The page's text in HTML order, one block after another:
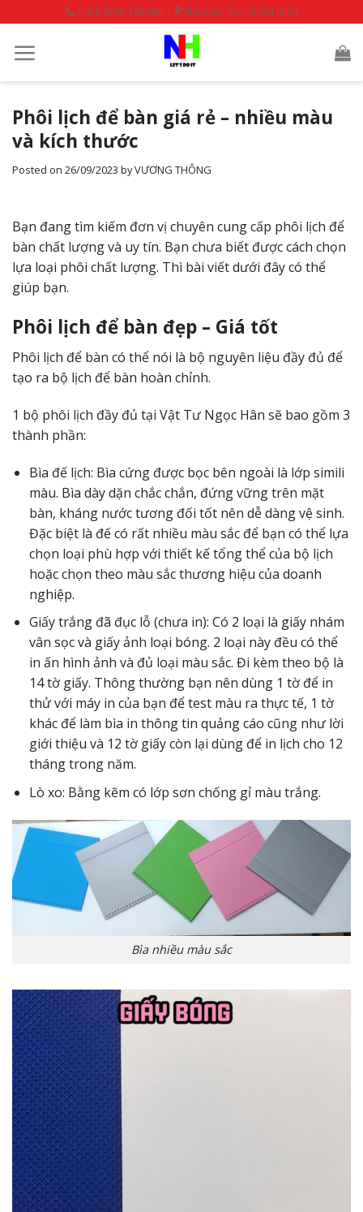
to
content
(+84) 0767 188 001 | Thủ Đức, Tp. Hồ Chí Minh
Phôi lịch để bàn giá rẻ – nhiều màu
và kích thước
Posted on 26/09/2023 byVƯƠNG THÔNG
Bạn đang tìm kiếm đơn vị chuyên cung cấp phôi lịch để
bàn chất lượng và uy tín. Bạn chưa biết được cách chọn
lựa loại phôi chất lượng. Thì bài viết dưới đây có thể
giúp bạn.
Phôi lịch để bàn đẹp – Giá tốt
Phôi lịch để bàn có thể nói là bộ nguyên liệu đầy đủ để
tạo ra bộ lịch để bàn hoàn chỉnh.
1 bộ phôi lịch đầy đủ tại Vật Tư Ngọc Hân sẽ bao gồm 3
thành phần:
Bìa đế lịch: Bìa cứng được bọc bên ngoài là lớp simili
màu. Bìa dày dặn chắc chắn, đứng vững trên mặt
bàn, kháng nước tương đối tốt nên dễ dàng vệ sinh.
Đặc biệt là đế có rất nhiều màu sắc để bạn có thể lựa
chọn loại phù hợp với thiết kế tổng thể của bộ lịch
hoặc chọn theo màu sắc thương hiệu của doanh
nghiệp.
Giấy trắng đã đục lỗ (chưa in): Có 2 loại là giấy nhám
vân sọc và giấy ảnh loại bóng. 2 loại này đều có thể
in ấn hình ảnh và đủ loại màu sắc. Đi kèm theo bộ là
14 tờ giấy. Thông thường bạn nên dùng 1 tờ để in
thử với máy in của bạn để test màu ra thực tế, 1 tờ
khác để làm bìa in thông tin quảng cáo cũng như lời
giới thiệu và 12 tờ giấy còn lại dùng để in lịch cho 12
tháng trong năm.
Lò xo: Bằng kẽm có lớp sơn chống gỉ màu trắng.
Bìa nhiều màu sắc